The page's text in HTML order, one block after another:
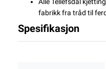
Alle Tellefsdal
fabrikk fra tråd til
Spesifikasjon